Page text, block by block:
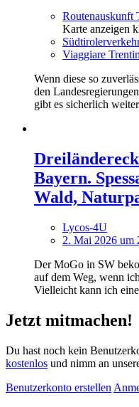
Routenauskunft
Karte anzeigen
Viaggiare
Wenn diese so
den
gibt es sicherlich
Bayern.
Wald,
Lycos-4U
2. Mai 2026 um
Der MoGo in SW
auf dem Weg, wenn
Vielleicht kann ich
Jetzt mitmachen!
Du hast noch kein
kostenlos und nimm an
Benutzerkonto erstellen